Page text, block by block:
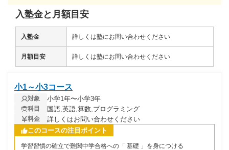
入塾金と月額目安
入塾金 詳しくは塾にお問い合わせください
月額目安 詳しくは塾にお問い合わせください
小1～小3コース
対象 小学1年〜小学3年
科目 国語,英語,算数,プログラミング
料金
詳しくはお問い合わせください
このコースの注目ポイント
学習習慣の確立で難関中学合格への「 基礎 」を身につける